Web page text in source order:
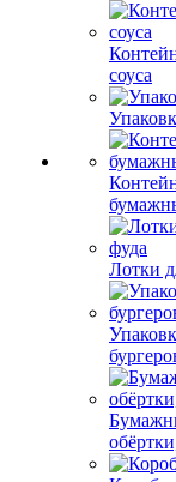
соуса
Лотки